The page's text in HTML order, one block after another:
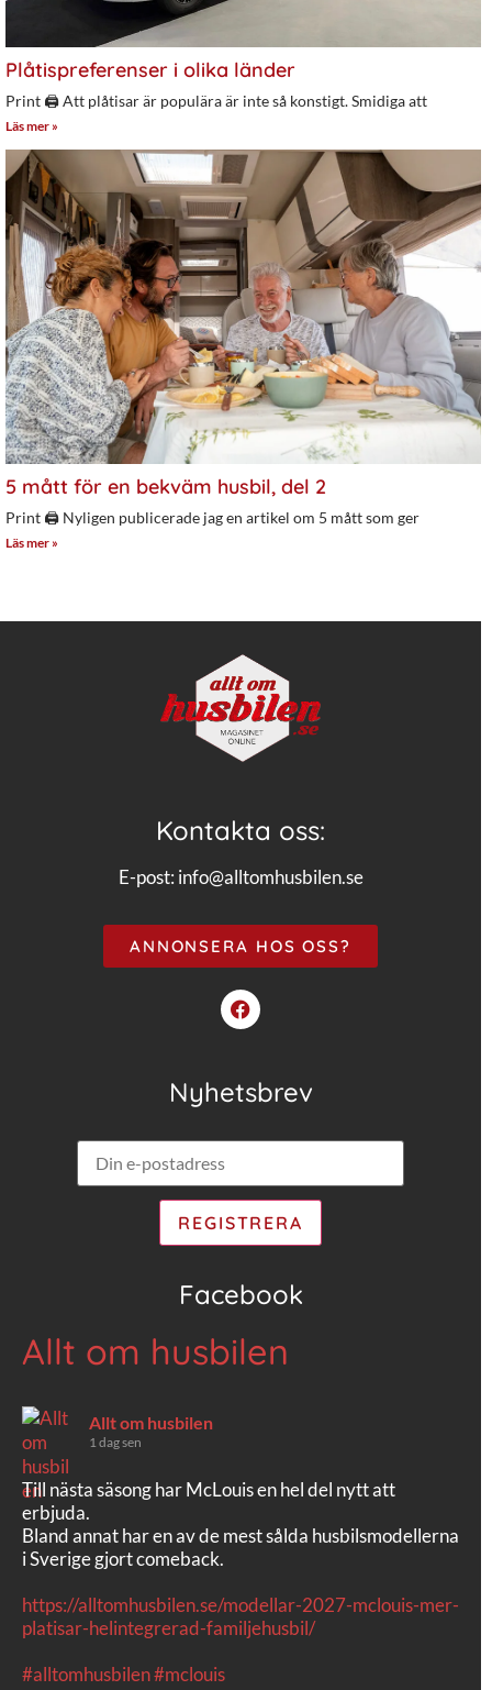
Plåtispreferenser i olika länder
Print 🖨 Att plåtisar är populära är inte så konstigt. Smidiga att
Läs mer »
5 mått för en bekväm husbil, del 2
Print 🖨 Nyligen publicerade jag en artikel om 5 mått som ger
Läs mer »
Kontakta oss:
E-post: info@alltomhusbilen.se
ANNONSERA HOS OSS?
Nyhetsbrev
Facebook
Allt om husbilen
Allt om husbilen
1 dag sen
Till nästa säsong har McLouis en hel del nytt att
erbjuda.
Bland annat har en av de mest sålda husbilsmodellerna
i Sverige gjort comeback.
https://alltomhusbilen.se/modellar-2027-mclouis-mer-
platisar-helintegrerad-familjehusbil/
#alltomhusbilen#mclouis